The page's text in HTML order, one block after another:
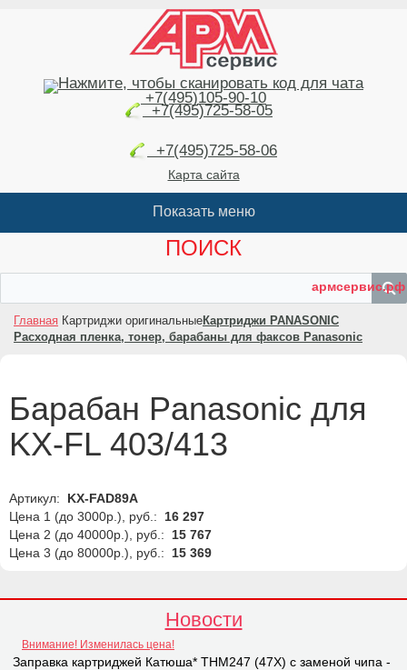
+7(495)105-90-10
+7(495)725-58-05
+7(495)725-58-06
Карта сайта
ПОИСК
армсервис.рф
Главная Картриджи оригинальныеКартриджи PANASONIC
Расходная пленка, тонер, барабаны для факсов Panasonic
Барабан Panasonic для
KX-FL 403/413
Артикул:
KX-FAD89A
Цена 1 (до 3000р.), руб.:
16 297
Цена 2 (до 40000р.), руб.:
15 767
Цена 3 (до 80000р.), руб.:
15 369
Новости
Внимание! Изменилась цена!
Заправка картриджей Катюша* THM247 (47X) с заменой чипа -